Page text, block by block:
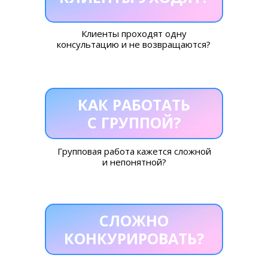
СЛОЖНО
КОНКУРИРОВАТЬ?
Клиенты проходят одну
консультацию и не возвращаются?
Групповая работа кажется сложной
и непонятной?
КАК РАБОТАТЬ
С ГРУППОЙ?